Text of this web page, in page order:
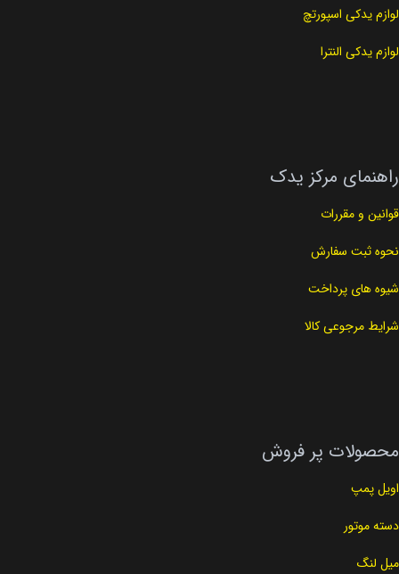
لوازم یدکی اسپورتچ
لوازم یدکی النترا
راهنمای مرکز یدک
قوانین و مقررات
نحوه ثبت سفارش
شیوه های پرداخت
شرایط مرجوعی کالا
محصولات پر فروش
اویل پمپ
دسته موتور
میل لنگ